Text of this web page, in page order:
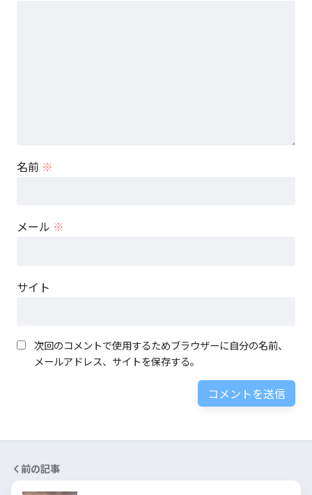
名前 ※
メール ※
サイト
次回のコメントで使用するためブラウザーに自分の名前、
メールアドレス、サイトを保存する。
前の記事